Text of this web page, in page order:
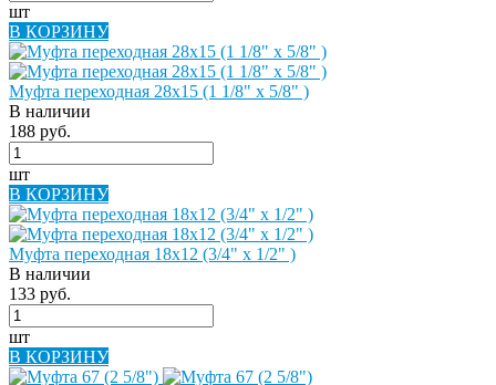
шт
В КОРЗИНУ
Муфта переходная 28х15 (1 1/8" х 5/8" )
В наличии
188 руб.
шт
В КОРЗИНУ
Муфта переходная 18х12 (3/4" х 1/2" )
В наличии
133 руб.
шт
В КОРЗИНУ